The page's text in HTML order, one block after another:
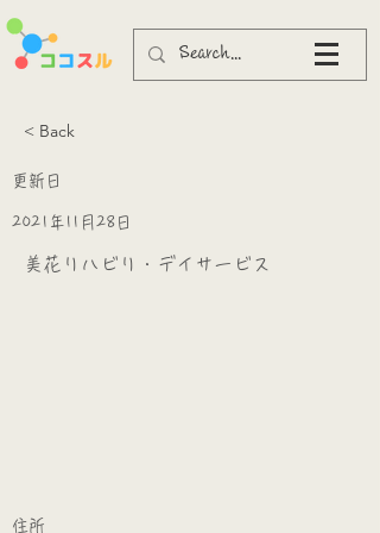
< Back
更新日
2021年11月28日
美花リハビリ・デイサービス
​ ​住所